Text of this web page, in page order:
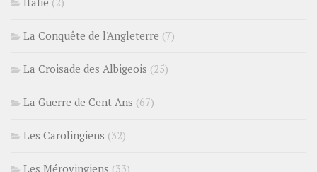
La Conquête de l'Angleterre (7)
La Croisade des Albigeois (25)
La Guerre de Cent Ans (67)
Les Carolingiens (32)
Les Mérovingiens (33)